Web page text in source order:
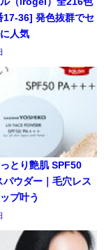
17-36] 発色抜群でセ
人気
とり艶肌 SPF50
パウダー｜毛穴レス
プ叶う